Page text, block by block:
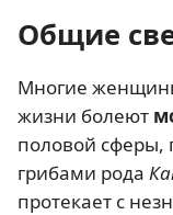
Общие
Многие
жизни болеют
половой
грибами рода
протекает с